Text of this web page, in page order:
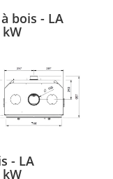
bois - LA
- LA